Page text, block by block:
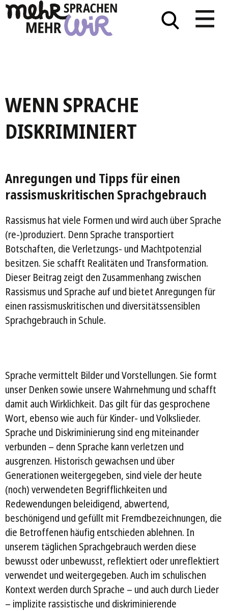
WENN SPRACHE
DISKRIMINIERT
Anregungen und Tipps für einen
rassismuskritischen Sprachgebrauch
Rassismus hat viele Formen und wird auch über Sprache
(re-)produziert. Denn Sprache transportiert
Botschaften, die Verletzungs- und Machtpotenzial
besitzen. Sie schafft Realitäten und Transformation.
Dieser Beitrag zeigt den Zusammenhang zwischen
Rassismus und Sprache auf und bietet Anregungen für
einen rassismuskritischen und diversitätssensiblen
Sprachgebrauch in Schule.
Sprache vermittelt Bilder und Vorstellungen. Sie formt
unser Denken sowie unsere Wahrnehmung und schafft
damit auch Wirklichkeit. Das gilt für das gesprochene
Wort, ebenso wie auch für Kinder- und Volkslieder.
Sprache und Diskriminierung sind eng miteinander
verbunden – denn Sprache kann verletzen und
ausgrenzen. Historisch gewachsen und über
Generationen weitergegeben, sind viele der heute
(noch) verwendeten Begrifflichkeiten und
Redewendungen beleidigend, abwertend,
beschönigend und gefüllt mit Fremdbezeichnungen, die
die Betroffenen häufig entschieden ablehnen. In
unserem täglichen Sprachgebrauch werden diese
bewusst oder unbewusst, reflektiert oder unreflektiert
verwendet und weitergegeben. Auch im schulischen
Kontext werden durch Sprache – und auch durch Lieder
– implizite rassistische und diskriminierende